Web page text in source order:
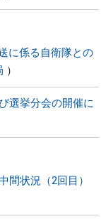
に係る自衛隊との
選挙分会の開催に
間状況（2回目）